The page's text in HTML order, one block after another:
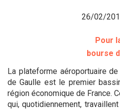
26/02/
Pour
bourse
La plateforme aéroportuaire
de Gaulle est le premier
région économique de France.
qui, quotidiennement,